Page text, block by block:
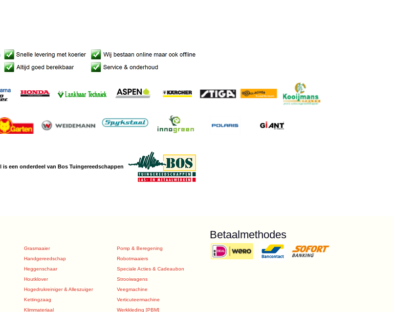
is een onderdeel van Bos Tuingereedschappen
Grasmaaier
Handgereedschap
Heggenschaar
Houtklover
Hogedrukreiniger & Alleszuiger
Kettingzaag
Klimmateriaal
Pomp & Beregening
Robotmaaiers
Speciale Acties & Cadeaubon
Strooiwagens
Veegmachine
Verticuteermachine
Werkkleding [PBM]
Betaalmethodes